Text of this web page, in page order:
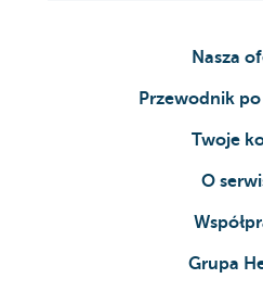
Nasza
Przewodnik
Twoje
O
Grupa